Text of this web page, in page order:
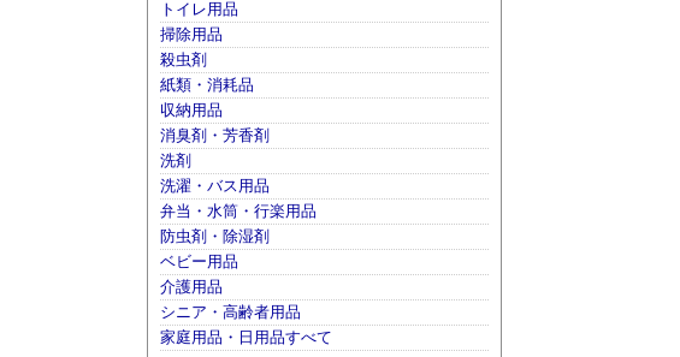
トイレ用品
掃除用品
殺虫剤
紙類・消耗品
収納用品
消臭剤・芳香剤
洗剤
洗濯・バス用品
弁当・水筒・行楽用品
防虫剤・除湿剤
ベビー用品
介護用品
シニア・高齢者用品
家庭用品・日用品すべて